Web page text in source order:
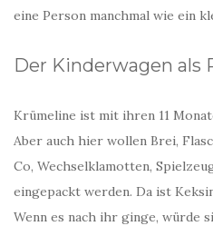
eine Person manchmal wie ein
Der Kinderwagen als
Krümeline ist mit ihren 11
Aber auch hier wollen Brei,
Co, Wechselklamotten,
eingepackt werden. Da ist
Wenn es nach ihr ginge, würde